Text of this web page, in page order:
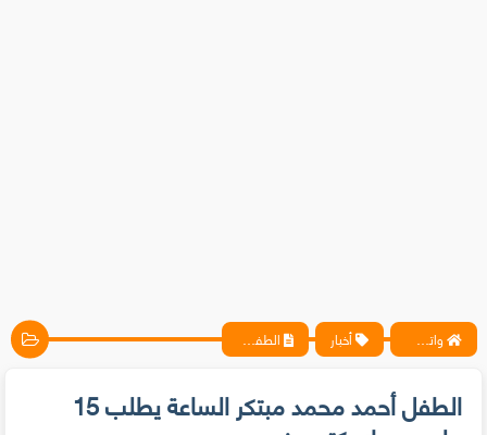
واتس آب ، فيسبوك ، أنترنت ، شروحات تقنية حصرية - المحترف أخبار الطفل أحمد محمد مبتكر الساعة يطلب 15 مليون دولار كتعويض
الطفل أحمد محمد مبتكر الساعة يطلب 15